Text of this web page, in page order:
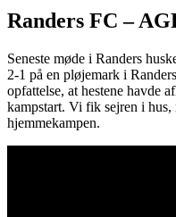
Randers FC –
Seneste møde i Randers
2-1 på en pløjemark i
opfattelse, at hestene havde
kampstart. Vi fik sejren i hus,
hjemmekampen.